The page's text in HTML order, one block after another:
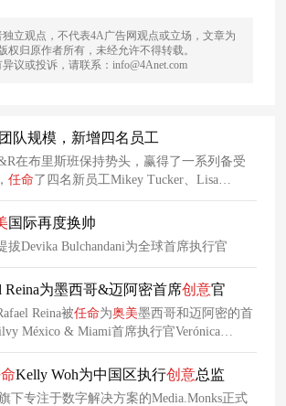
独立观点，不代表4A广告网观点或立场，文章为
权归原作者所有，未经允许不得转载。
议或投诉，请联系：info@4Anet.com
队规模，新增四名员工
在布里斯班保持势头，赢得了一系列备受
任命了四名新员工Mikey Tucker、Lisa
和Jessamy Ross，扩大了团队规模。
国际再度换帅
拔Devika Bulchandani为全球首席执行官
Reina为墨西哥&迈阿密首席创意官
Reina被任命为奥美墨西哥和迈阿密的首
México & Miami首席执行官Verónica
。Rafael将负责墨西哥城和迈阿密办公室的
奥美全球网络的无国界创造力，为该机构的
意 人才和能力。
Kelly Woh为中国区执行创意总监
下专注于数字解决方案的Media.Monks正式